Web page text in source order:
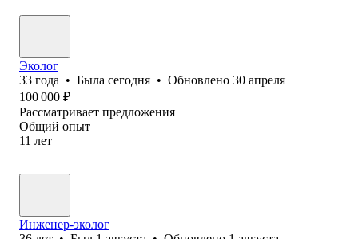
Эколог
33 года • Была сегодня • Обновлено 30 апреля
100 000 ₽
Рассматривает предложения
Общий опыт
11 лет
Инженер-эколог